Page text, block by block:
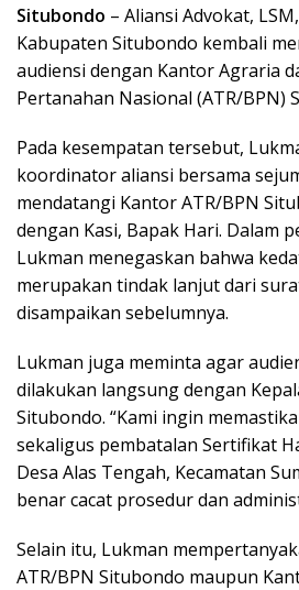
Situbondo – Aliansi Advokat,
Kabupaten Situbondo kembali
audiensi dengan Kantor Agraria
Pertanahan Nasional (ATR/BPN)
Pada kesempatan tersebut,
koordinator aliansi bersama
mendatangi Kantor ATR/BPN
dengan Kasi, Bapak Hari. Dalam
Lukman menegaskan bahwa
merupakan tindak lanjut dari
disampaikan sebelumnya.
Lukman juga meminta agar
dilakukan langsung dengan
Situbondo. “Kami ingin
sekaligus pembatalan Sertifikat
Desa Alas Tengah, Kecamatan
benar cacat prosedur dan
Selain itu, Lukman
ATR/BPN Situbondo maupun